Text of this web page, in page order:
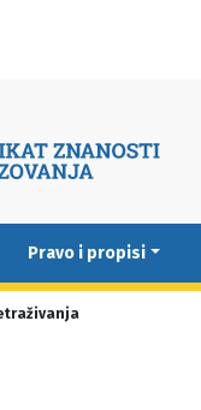
Pravo i propisi